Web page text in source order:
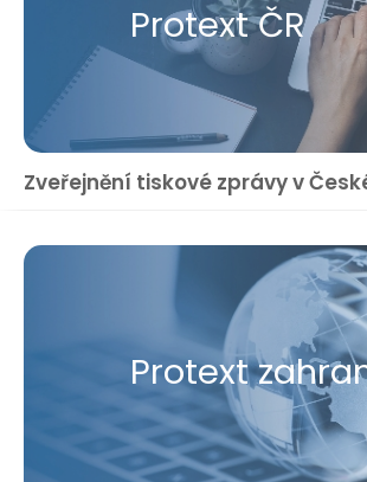
Protext ČR
Zveřejnění tiskové zprávy v
Protext